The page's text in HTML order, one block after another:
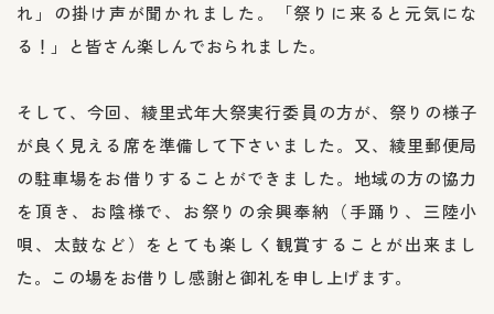
れ」の掛け声が聞かれました。「祭りに来ると元気にな
る！」と皆さん楽しんでおられました。
そして、今回、綾里式年大祭実行委員の方が、祭りの様子
が良く見える席を準備して下さいました。又、綾里郵便局
の駐車場をお借りすることができました。地域の方の協力
を頂き、お陰様で、お祭りの余興奉納（手踊り、三陸小
唄、太鼓など）をとても楽しく観賞することが出来まし
た。この場をお借りし感謝と御礼を申し上げます。